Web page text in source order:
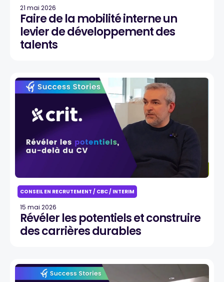
21 mai 2026
Faire de la mobilité interne un
levier de développement des
talents
CONSEIL EN RECRUTEMENT / CBC / INTERIM
15 mai 2026
Révéler les potentiels et construire
des carrières durables